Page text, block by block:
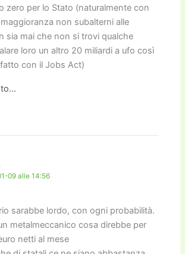
zero per lo Stato (naturalmente con
non subalterni alle
sia mai che non si trovi qualche
loro un altro 20 miliardi a ufo così
con il Jobs Act)
09 alle 14:56
sarabbe lordo, con ogni probabilità.
metalmeccanico cosa direbbe per
netti al mese